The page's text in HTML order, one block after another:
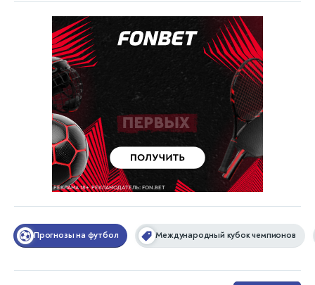
Прогнозы на футбол Международный кубок чемпионов